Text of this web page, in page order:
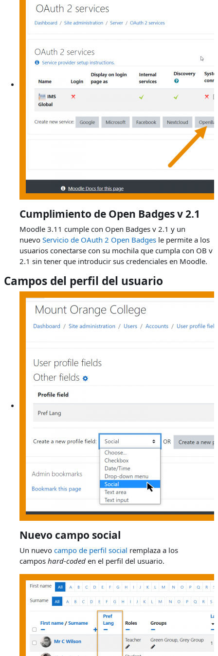
Cumplimiento de Open Badges v 2.1
Moodle 3.11 cumple con Open Badges v 2.1 y un
nuevo Servicio de OAuth 2 Open Badges le permite a los
usuarios conectarse con su mochila que cumpla con OB v
2.1 sin tener que introducir sus credenciales en Moodle.
Campos del perfil del usuario
Nuevo campo social
Un nuevo campo de perfil social remplaza a los
campos hard-coded en el perfil del usuario.